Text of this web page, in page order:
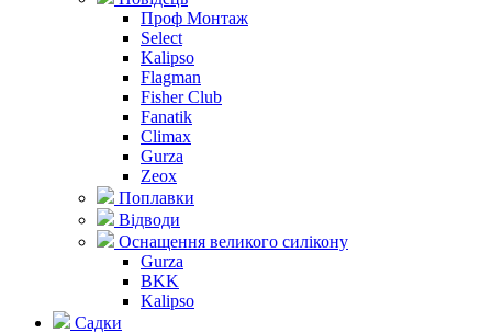
Проф Монтаж
Select
Kalipso
Flagman
Fisher Club
Fanatik
Climax
Gurza
Zeox
Поплавки
Відводи
Оснащення великого силікону
Gurza
BKK
Kalipso
Садки